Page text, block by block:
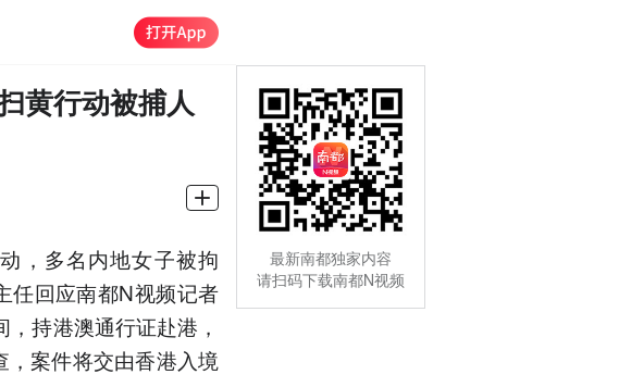
黄行动被捕人
，多名内地女子被拘
任回应南都N视频记者
持港澳通行证赴港，
，案件将交由香港入境
最新南都独家内容
请扫码下载南都N视频